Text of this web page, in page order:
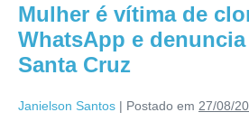
Mulher é vítima de
WhatsApp e
Santa Cruz
Janielson Santos | Postado em 27/08/